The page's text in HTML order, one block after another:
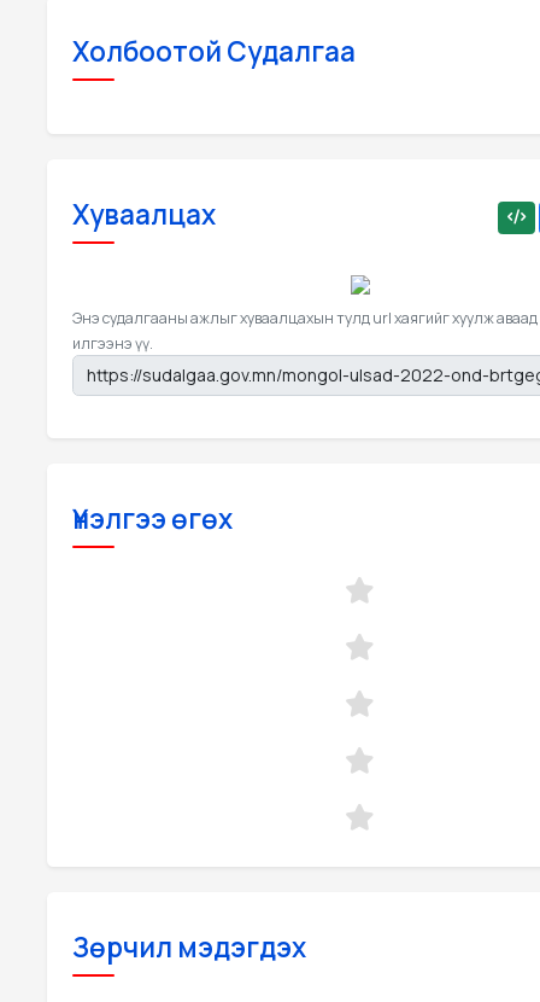
Холбоотой Судалгаа
Хуваалцах
Энэ судалгааны ажлыг хуваалцахын тулд url хаягийг хуулж аваад
илгээнэ үү.
Үнэлгээ өгөх
Зөрчил мэдэгдэх